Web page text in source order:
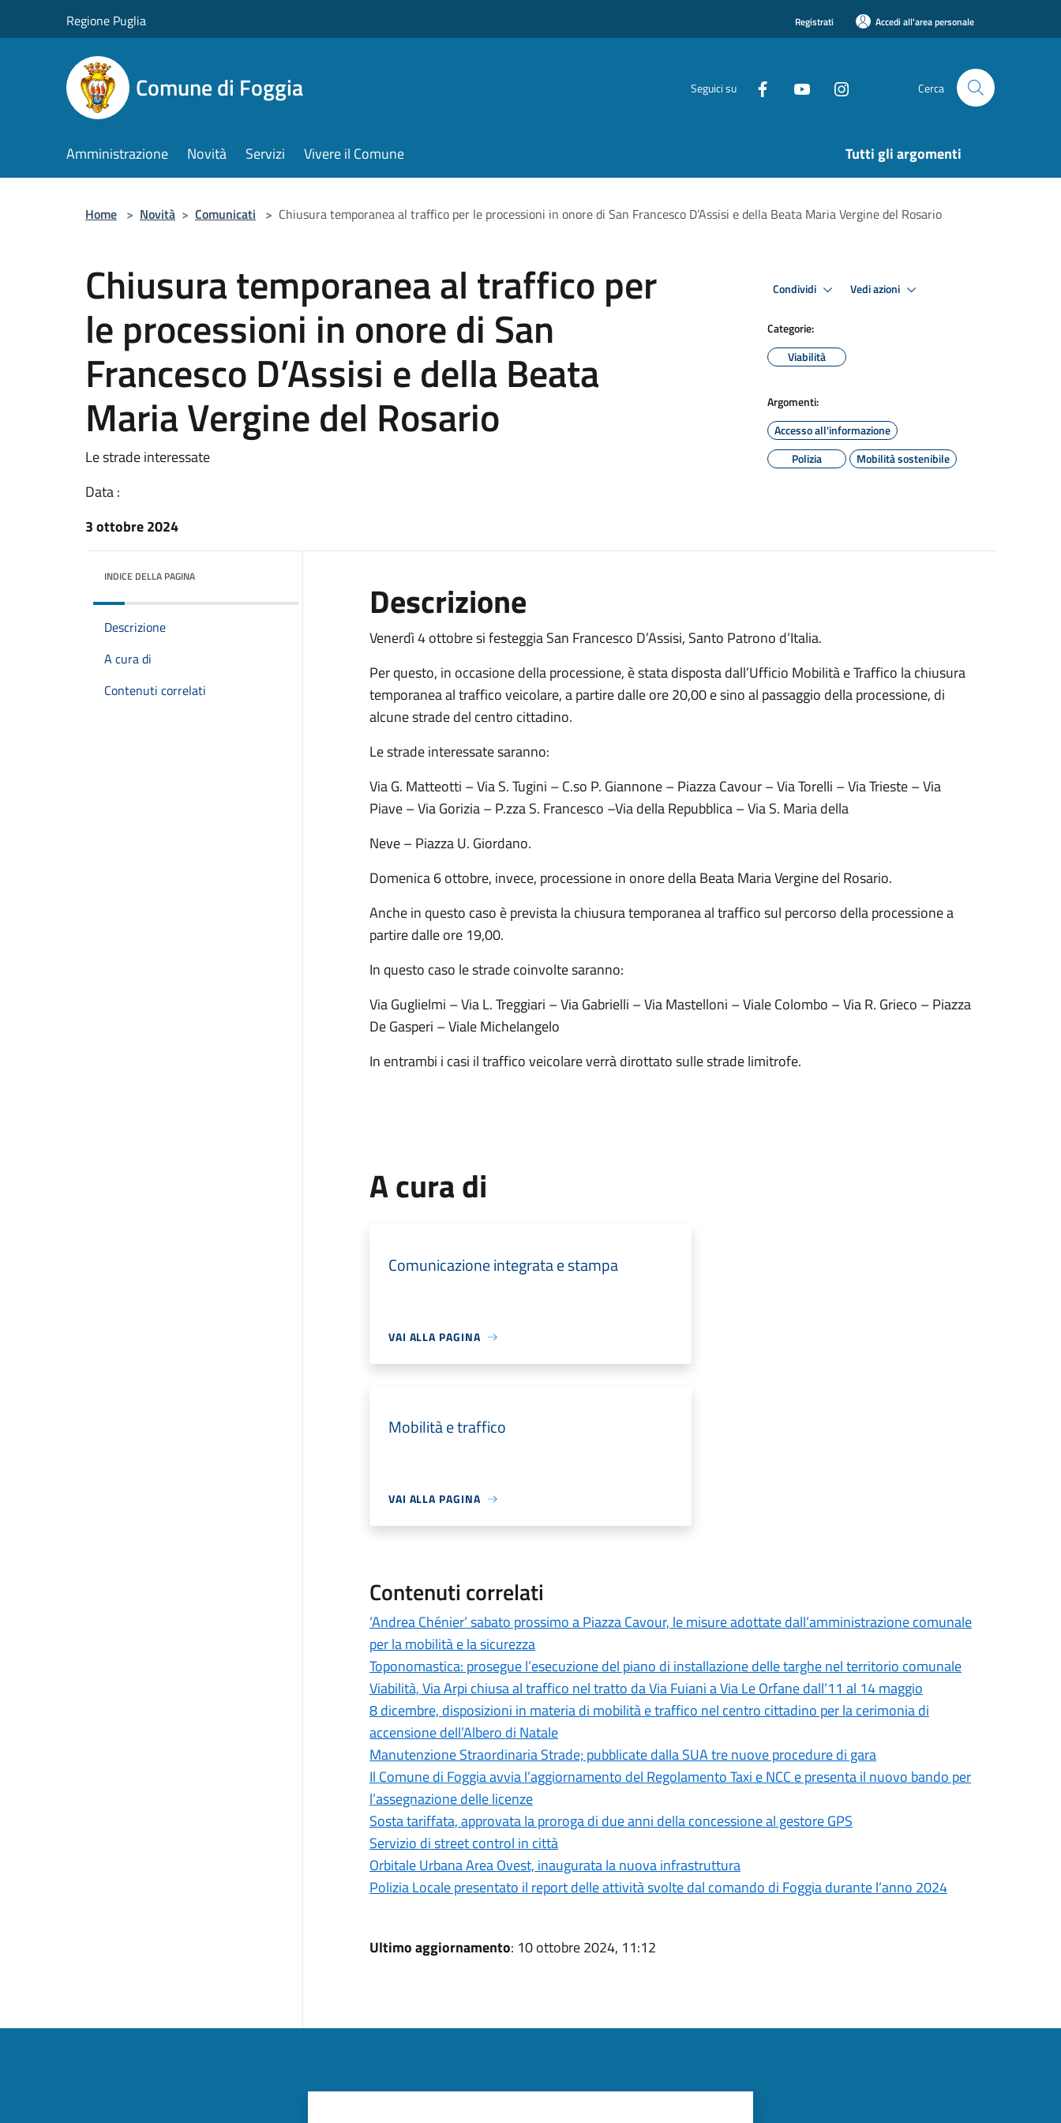
Regione Puglia Registrati Accedi all'area personale
Comune di Foggia Seguici su Cerca
Amministrazione Novità Servizi Vivere il Comune Tutti gli argomenti
Home > Novità > Comunicati > Chiusura temporanea al traffico per le processioni in onore di San Francesco D’Assisi e della Beata Maria Vergine del Rosario
Chiusura temporanea al traffico per
le processioni in onore di San
Francesco D’Assisi e della Beata
Maria Vergine del Rosario
Le strade interessate
Data :
3 ottobre 2024
Condividi Vedi azioni
Categorie:
Viabilità
Argomenti:
Accesso all'informazione
Polizia
Mobilità sostenibile
INDICE DELLA PAGINA
Descrizione
A cura di
Contenuti correlati
Descrizione
Venerdì 4 ottobre si festeggia San Francesco D’Assisi, Santo Patrono d’Italia.
Per questo, in occasione della processione, è stata disposta dall’Ufficio Mobilità e Traffico la chiusura
temporanea al traffico veicolare, a partire dalle ore 20,00 e sino al passaggio della processione, di
alcune strade del centro cittadino.
Le strade interessate saranno:
Via G. Matteotti – Via S. Tugini – C.so P. Giannone – Piazza Cavour – Via Torelli – Via Trieste – Via
Piave – Via Gorizia – P.zza S. Francesco –Via della Repubblica – Via S. Maria della
Neve – Piazza U. Giordano.
Domenica 6 ottobre, invece, processione in onore della Beata Maria Vergine del Rosario.
Anche in questo caso è prevista la chiusura temporanea al traffico sul percorso della processione a
partire dalle ore 19,00.
In questo caso le strade coinvolte saranno:
Via Guglielmi – Via L. Treggiari – Via Gabrielli – Via Mastelloni – Viale Colombo – Via R. Grieco – Piazza
De Gasperi – Viale Michelangelo
In entrambi i casi il traffico veicolare verrà dirottato sulle strade limitrofe.
A cura di
Comunicazione integrata e stampa
VAI ALLA PAGINA
Mobilità e traffico
VAI ALLA PAGINA
Contenuti correlati
‘Andrea Chénier’ sabato prossimo a Piazza Cavour, le misure adottate dall’amministrazione comunale
per la mobilità e la sicurezza
Toponomastica: prosegue l’esecuzione del piano di installazione delle targhe nel territorio comunale
Viabilità, Via Arpi chiusa al traffico nel tratto da Via Fuiani a Via Le Orfane dall’11 al 14 maggio
8 dicembre, disposizioni in materia di mobilità e traffico nel centro cittadino per la cerimonia di
accensione dell’Albero di Natale
Manutenzione Straordinaria Strade; pubblicate dalla SUA tre nuove procedure di gara
Il Comune di Foggia avvia l’aggiornamento del Regolamento Taxi e NCC e presenta il nuovo bando per
l’assegnazione delle licenze
Sosta tariffata, approvata la proroga di due anni della concessione al gestore GPS
Servizio di street control in città
Orbitale Urbana Area Ovest, inaugurata la nuova infrastruttura
Polizia Locale presentato il report delle attività svolte dal comando di Foggia durante l’anno 2024
Ultimo aggiornamento: 10 ottobre 2024, 11:12